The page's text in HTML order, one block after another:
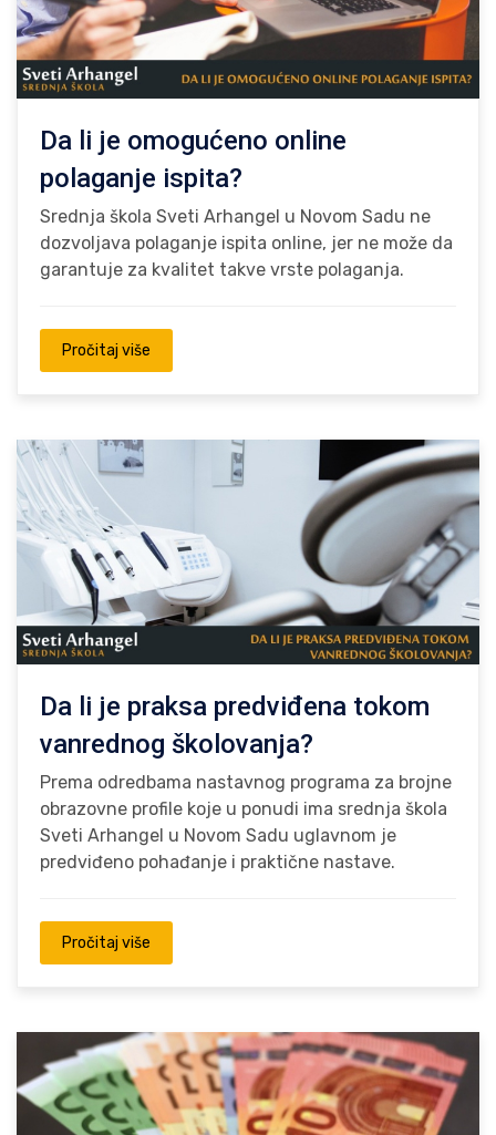
Da li je omogućeno online
polaganje ispita?
Srednja škola Sveti Arhangel u Novom Sadu ne
dozvoljava polaganje ispita online, jer ne može da
garantuje za kvalitet takve vrste polaganja.
Pročitaj više
Da li je praksa predviđena tokom
vanrednog školovanja?
Prema odredbama nastavnog programa za brojne
obrazovne profile koje u ponudi ima srednja škola
Sveti Arhangel u Novom Sadu uglavnom je
predviđeno pohađanje i praktične nastave.
Pročitaj više